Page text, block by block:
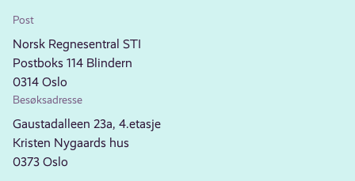
Post
Norsk Regnesentral STI
Postboks 114 Blindern
0314 Oslo
Besøksadresse
Gaustadalleen 23a, 4.etasje
Kristen Nygaards hus
0373 Oslo